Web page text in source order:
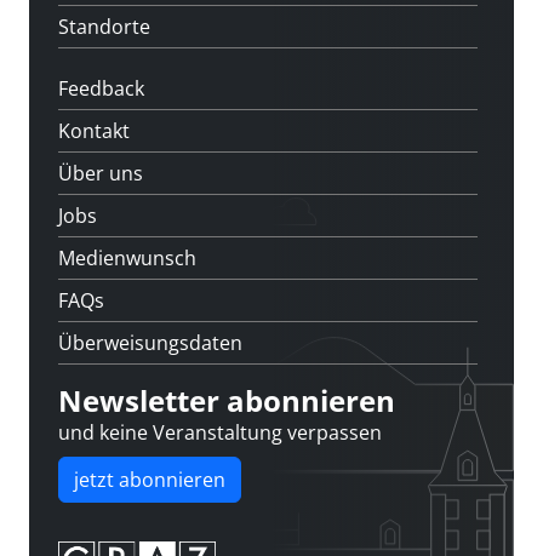
Standorte
Feedback
Kontakt
Über uns
Jobs
Medienwunsch
FAQs
Überweisungsdaten
Newsletter abonnieren
und keine Veranstaltung verpassen
jetzt abonnieren